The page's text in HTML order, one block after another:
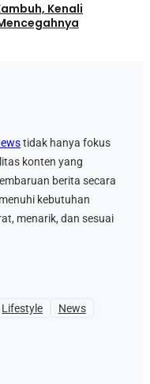
Kenali
tidak hanya fokus
konten yang
berita secara
kebutuhan
menarik, dan sesuai
Lifestyle
News